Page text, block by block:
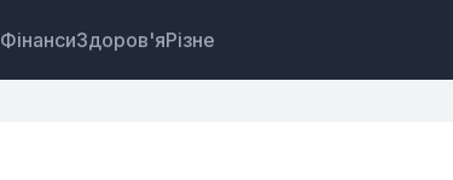
ФінансиЗдоров'яРізне